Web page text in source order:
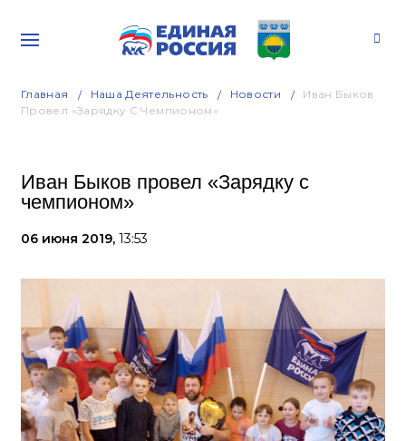
Главная Наша Деятельность Новости
Иван Быков
Провел «Зарядку С Чемпионом»
Иван Быков провел «Зарядку с
чемпионом»
06 июня 2019, 13:53